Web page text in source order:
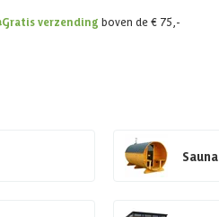
Gratis verzending boven de € 75,-
Sauna